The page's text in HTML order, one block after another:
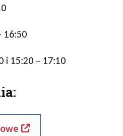
16:50
i 15:20 – 17:10